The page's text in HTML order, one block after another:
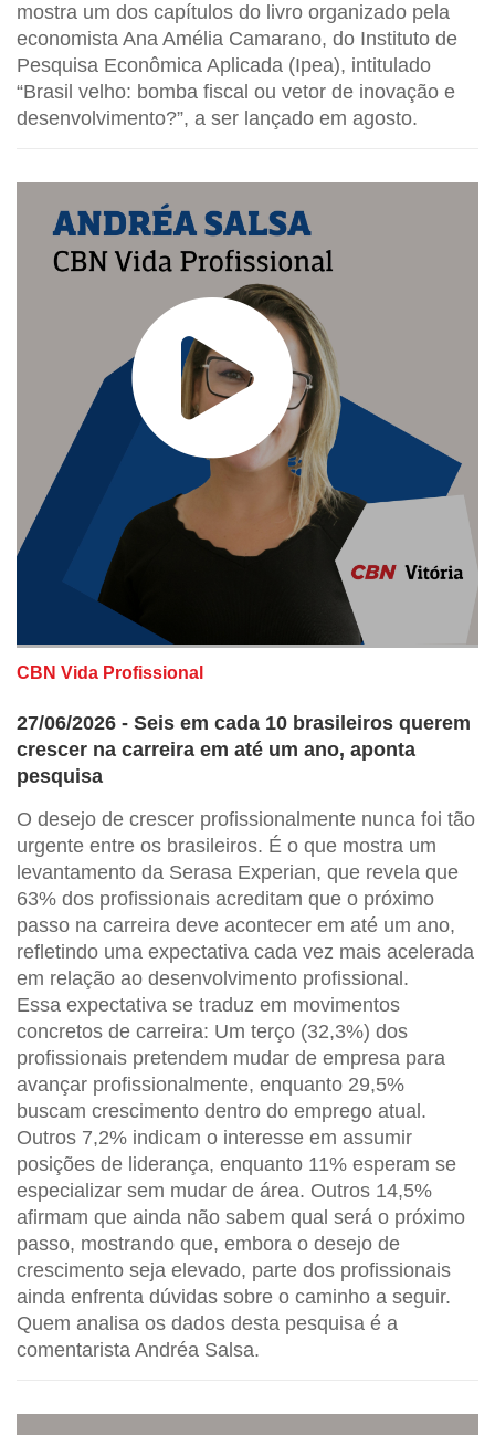
mostra um dos capítulos do livro organizado pela
economista Ana Amélia Camarano, do Instituto de
Pesquisa Econômica Aplicada (Ipea), intitulado
“Brasil velho: bomba fiscal ou vetor de inovação e
desenvolvimento?”, a ser lançado em agosto.
CBN Vida Profissional
27/06/2026 - Seis em cada 10 brasileiros querem
crescer na carreira em até um ano, aponta
pesquisa
O desejo de crescer profissionalmente nunca foi tão
urgente entre os brasileiros. É o que mostra um
levantamento da Serasa Experian, que revela que
63% dos profissionais acreditam que o próximo
passo na carreira deve acontecer em até um ano,
refletindo uma expectativa cada vez mais acelerada
em relação ao desenvolvimento profissional.
Essa expectativa se traduz em movimentos
concretos de carreira: Um terço (32,3%) dos
profissionais pretendem mudar de empresa para
avançar profissionalmente, enquanto 29,5%
buscam crescimento dentro do emprego atual.
Outros 7,2% indicam o interesse em assumir
posições de liderança, enquanto 11% esperam se
especializar sem mudar de área. Outros 14,5%
afirmam que ainda não sabem qual será o próximo
passo, mostrando que, embora o desejo de
crescimento seja elevado, parte dos profissionais
ainda enfrenta dúvidas sobre o caminho a seguir.
Quem analisa os dados desta pesquisa é a
comentarista Andréa Salsa.